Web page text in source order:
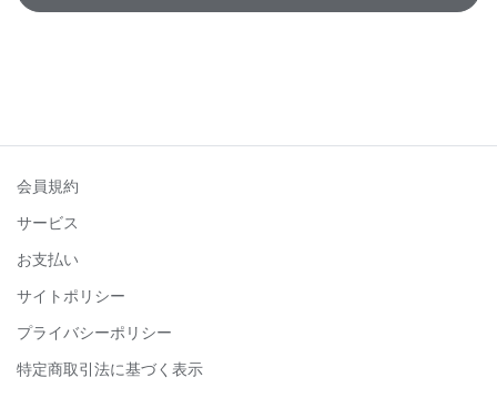
会員規約
サービス
お支払い
サイトポリシー
プライバシーポリシー
特定商取引法に基づく表示